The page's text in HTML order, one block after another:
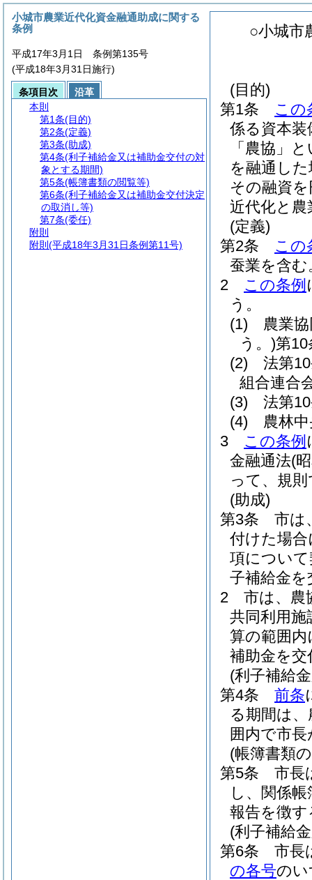
○小城市
(目的)
第1条
この
係る資本装
「農協」
を融通し
その融資
近代化と
(定義)
第2条
この
蚕業を含む
2
この条例
う。
(1)
農業
う。)第10
(2)
法第
組合連合
(3)
法第
(4)
農林
3
この条例
金融通法(
って、規
(助成)
第3条
市は
付けた場
項につい
子補給金
2
市は、農
共同利用
算の範囲
補助金を交
(利子補給
第4条
前条
る期間は
囲内で市
(帳簿書類
第5条
市長
し、関係
報告を徴
(利子補給
第6条
市長
の各号のい
小城市農業近代化資金融通助成に関する
条例
平成17年3月1日 条例第135号
(平成18年3月31日施行)
条項目次
沿革
本則
第1条(目的)
第2条(定義)
第3条(助成)
第4条(利子補給金又は補助金交付の対
象とする期間)
第5条(帳簿書類の閲覧等)
第6条(利子補給金又は補助金交付決定
の取消し等)
第7条(委任)
附則
附則 (平成18年3月31日条例第11号)